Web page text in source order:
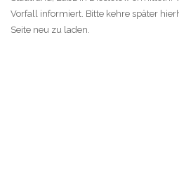
Vorfall informiert. Bitte kehre später
Seite neu zu laden.